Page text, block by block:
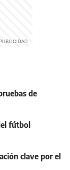
de
fútbol
clave por el